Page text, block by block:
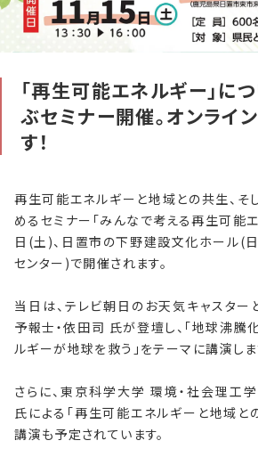
TJ半額の宿
特集
自社刊行物
運営会社
お問い合わせ
特定商取引法に基づく表記
「再生可能エネルギー」に
ぶセミナー開催。オンライ
す！
再生可能エネルギーと地域との共生、そ
めるセミナー「みんなで考える再生可能
日(土)、日置市の下野建設文化ホール(
センター)で開催されます。
当日は、テレビ朝日のお天気キャスター
予報士・依田司 氏が登壇し、「地球沸
ルギーが地球を救う」をテーマに講演しま
さらに、東京科学大学 環境・社会理工
氏による「再生可能エネルギーと地域と
講演も予定されています。